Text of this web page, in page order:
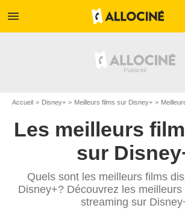
menu
Accueil Disney+ Meilleurs films sur Disney+ Meilleures
Les meilleurs
sur
Quels sont les meilleurs films
Disney+? Découvrez les
streaming sur